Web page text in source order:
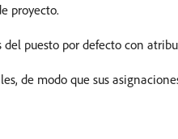
proyecto.
puesto por defecto con
de modo que sus